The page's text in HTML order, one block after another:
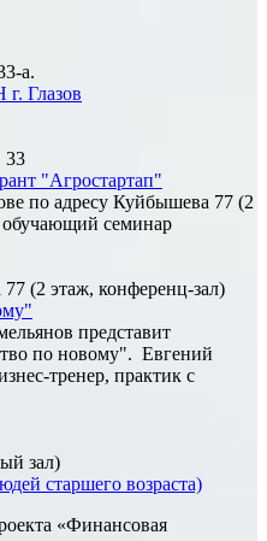
а.
Глазов
33
"Агростартап"
по адресу Куйбышева 77 (2
обучающий семинар
(2 этаж, конференц-зал)
представит
по новому". Евгений
тренер, практик с
зал)
старшего возраста)
«Финансовая